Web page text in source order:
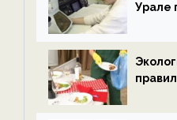
Урале